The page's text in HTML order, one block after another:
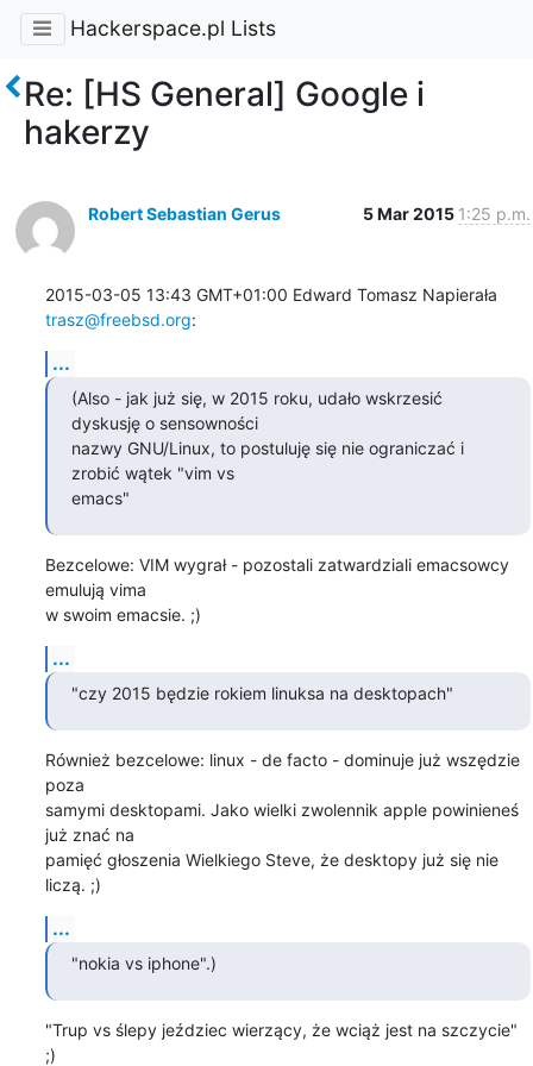
Hackerspace.pl Lists
Re: [HS General] Google i
hakerzy
Robert Sebastian Gerus 5 Mar 2015 1:25 p.m.
trasz@freebsd.org:
...
(Also - jak już się, w 2015 roku, udało wskrzesić
dyskusję o sensowności
nazwy GNU/Linux, to postuluję się nie ograniczać i
zrobić wątek "vim vs
emacs"
Bezcelowe: VIM wygrał - pozostali zatwardziali emacsowcy
emulują vima
w swoim emacsie. ;)
...
"czy 2015 będzie rokiem linuksa na desktopach"
Również bezcelowe: linux - de facto - dominuje już wszędzie
poza
samymi desktopami. Jako wielki zwolennik apple powinieneś
już znać na
pamięć głoszenia Wielkiego Steve, że desktopy już się nie
liczą. ;)
...
"nokia vs iphone".)
"Trup vs ślepy jeździec wierzący, że wciąż jest na szczycie"
;)